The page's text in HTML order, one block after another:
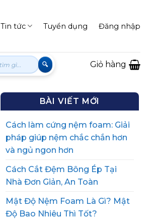
Tin tức Tuyển dụng Đăng nhập
Giỏ hàng
BÀI VIẾT MỚI
Cách làm cứng nệm foam: Giải
pháp giúp nệm chắc chắn hơn
và ngủ ngon hơn
Cách Cắt Đệm Bông Ép Tại
Nhà Đơn Giản, An Toàn
Mật Độ Nệm Foam Là Gì? Mật
Độ Bao Nhiêu Thì Tốt?